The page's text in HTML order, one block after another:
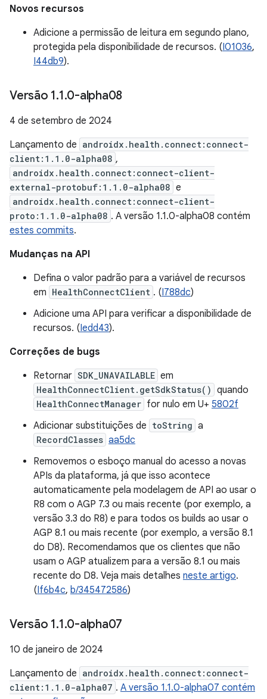
Novos recursos
Adicione a permissão de leitura em segundo plano,
protegida pela disponibilidade de recursos. (I01036,
I44db9).
Versão 1.1.0-alpha08
4 de setembro de 2024
Lançamento de androidx.health.connect:connect-
client:1.1.0-alpha08 ,
androidx.health.connect:connect-client-
external-protobuf:1.1.0-alpha08 e
androidx.health.connect:connect-client-
proto:1.1.0-alpha08 . A versão 1.1.0-alpha08 contém
estes commits.
Mudanças na API
Defina o valor padrão para a variável de recursos
em HealthConnectClient . (I788dc)
Adicione uma API para verificar a disponibilidade de
recursos. (Iedd43).
Correções de bugs
Retornar SDK_UNAVAILABLE em
HealthConnectClient.getSdkStatus() quando
HealthConnectManager for nulo em U+ 5802f
Adicionar substituições de toString a
RecordClasses aa5dc
Removemos o esboço manual do acesso a novas
APIs da plataforma, já que isso acontece
automaticamente pela modelagem de API ao usar o
R8 com o AGP 7.3 ou mais recente (por exemplo, a
versão 3.3 do R8) e para todos os builds ao usar o
AGP 8.1 ou mais recente (por exemplo, a versão 8.1
do D8). Recomendamos que os clientes que não
usam o AGP atualizem para a versão 8.1 ou mais
recente do D8. Veja mais detalhes neste artigo.
(If6b4c, b/345472586)
Versão 1.1.0-alpha07
10 de janeiro de 2024
Lançamento de androidx.health.connect:connect-
client:1.1.0-alpha07 . A versão 1.1.0-alpha07 contém